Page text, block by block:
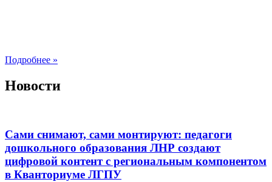
Подробнее »
Новости
Сами снимают, сами монтируют: педагоги
дошкольного образования ЛНР создают
цифровой контент с региональным компонентом
в Кванториуме ЛГПУ​